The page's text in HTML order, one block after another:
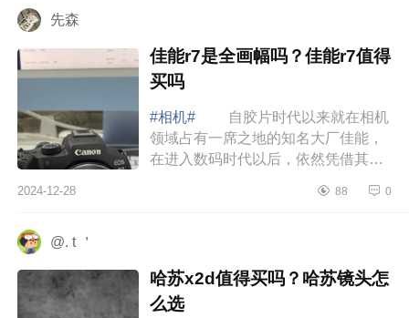
先森
佳能r7是全画幅吗？佳能r7值得
买吗
#相机#
自胶片时代以来就在相机
领域占有一席之地的知名大厂佳能，
在进入数码时代以后，依然凭借其资
原厂镜头群，在一波波竞争下不断维
2024-12-28 88 0
@. t ＇
哈苏x2d值得买吗？哈苏镜头怎
么选